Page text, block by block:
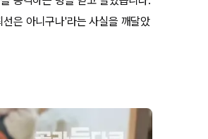
은 아니구나'라는 사실을 깨달았